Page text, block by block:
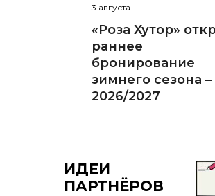
3 августа
«Роза Хутор»
раннее
бронирование
зимнего сезона –
2026/2027
ИДЕИ
ПАРТНЁРОВ